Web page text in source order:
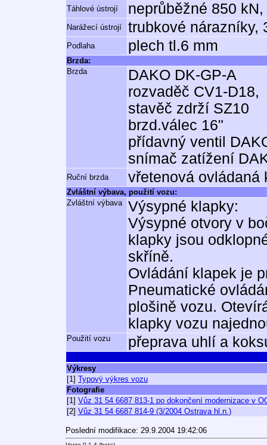
Táhlové ústrojí neprůběžné 850
Narážecí ústrojí trubkové nárazníky,
Podlaha plech tl.6 mm
Brzda:
Brzda
DAKO DK-GP-A
rozvaděč CV1-D18,
stavěč zdrží SZ10
brzd.válec 16"
přídavný ventil
snímač zatížení
Ruční brzda vřetenová ovládaná
Zvláštní výbava, použití vozu:
Zvláštní výbava
Výsypné klapky:
Výsypné otvory v
klapky jsou
skříně.
Ovládání klapek je
Pneumatické
plošině vozu.
klapky vozu
Použití vozu přeprava uhlí a
Výkresy
[1] Typový výkres vozu
Fotografie
[1] Vůz 31 54 6687 813-1 po dokončení modernizace v
[2] Vůz 31 54 6687 814-9 (3/2004 Ostrava hl.n.)
Poslední modifikace: 29.9.2004 19:42:06